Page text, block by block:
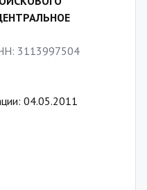
3113997504
04.05.2011